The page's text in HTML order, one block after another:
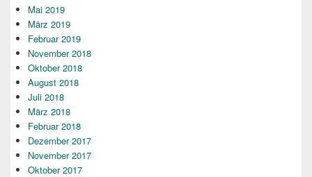
Mai 2019
März 2019
Februar 2019
November 2018
Oktober 2018
August 2018
Juli 2018
März 2018
Februar 2018
Dezember 2017
November 2017
Oktober 2017